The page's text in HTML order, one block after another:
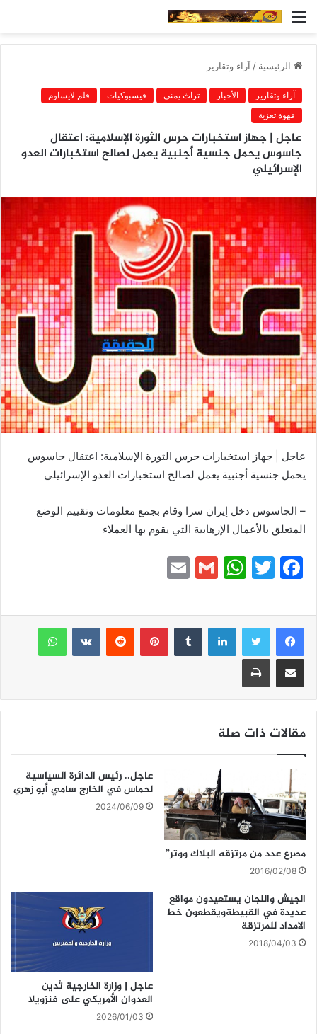
القائمة
الرئيسية / آراء وتقارير
آراء وتقارير الأخبار تراث يمني فيسبوكيات
قلم لايساوم
قهوة تعزية
عاجل | جهاز استخبارات حرس الثورة الإسلامية: اعتقال
جاسوس يحمل جنسية أجنبية يعمل لصالح استخبارات العدو
الإسرائيلي
عاجل | جهاز استخبارات حرس الثورة الإسلامية: اعتقال جاسوس
يحمل جنسية أجنبية يعمل لصالح استخبارات العدو الإسرائيلي
– الجاسوس دخل إيران سرا وقام بجمع معلومات وتقييم الوضع
المتعلق بالأعمال الإرهابية التي يقوم بها العملاء
F
c
e
b
o
o
k
T
itt
er
W
at
s
A
p
G
ai
l
ai
l
لينكدإن بينتيريست واتساب
مشاركة عبر البريد طباعة
مقالات ذات صلة
مصرع عدد من مرتزقه البلاك ووتر”
2016/02/08
عاجل.. رئيس الدائرة السياسية
لحماس في الخارج سامي أبو زهري
2024/06/09
الجيش واللجان يستعيدون مواقع
عديدة في القبيطةويقطعون خط
الامداد للمرتزقة
2018/04/03
عاجل | وزارة الخارجية تُدين
العدوان الأمريكي على فنزويلا
2026/01/03